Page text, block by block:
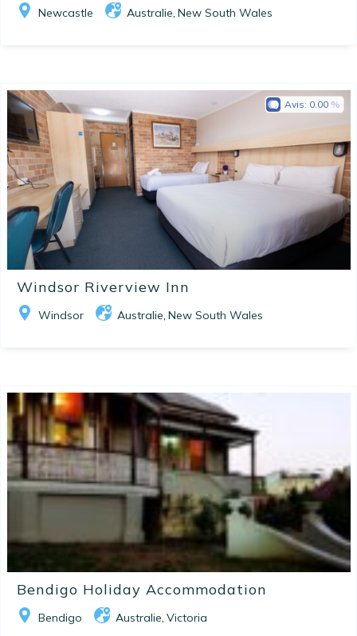
Newcastle Australie, New South Wales
Windsor Riverview Inn
Windsor Australie, New South Wales
Avis: 0.00
Bendigo Holiday Accommodation
Bendigo Australie, Victoria